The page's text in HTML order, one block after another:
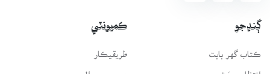
ڳنڍجو
ڪتاب گهر بابت
انتظامي سَٿ
ڪميونٽي
طريقيڪار
عمومي سوال